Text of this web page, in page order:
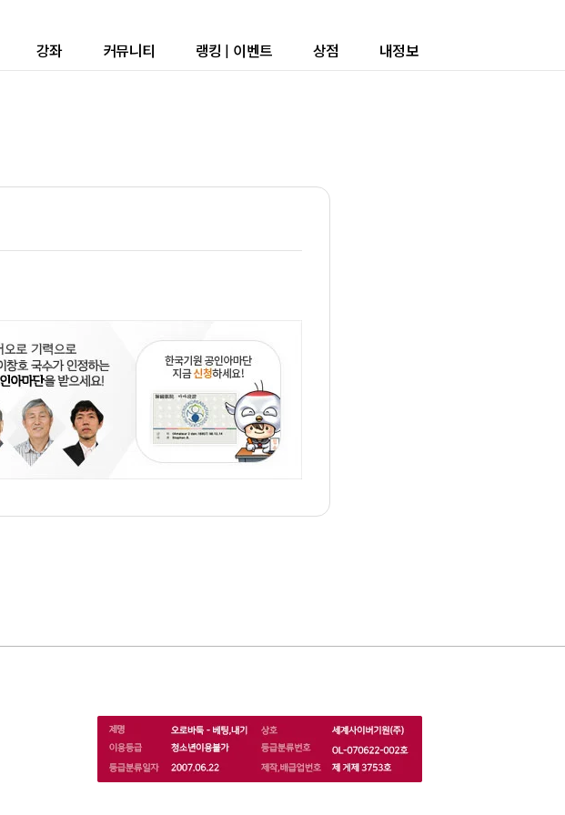
강좌 커뮤니티 랭킹 | 이벤트 상점 내정보